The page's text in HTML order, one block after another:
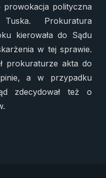
polityczna
Prokuratura
kierowała do Sądu
w tej sprawie.
prokuraturze akta do
a w przypadku
zdecydował też o